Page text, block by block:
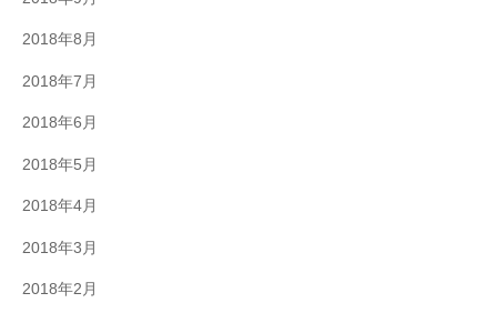
2018年8月
2018年7月
2018年6月
2018年5月
2018年4月
2018年3月
2018年2月